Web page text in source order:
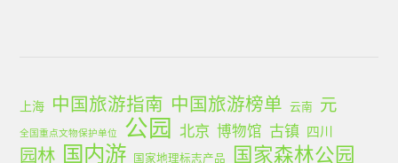
上海 中国旅游指南 中国旅游榜单 云南 元
全国重点文物保护单位 公园 北京 博物馆 古镇 四川
园林 国内游 国家地理标志产品 国家森林公园